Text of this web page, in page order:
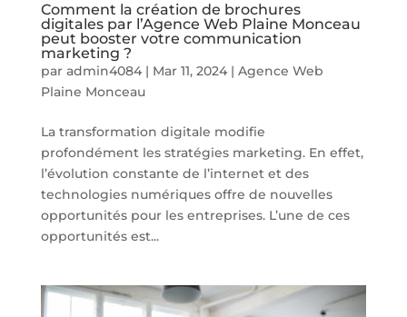
Comment la création de brochures
digitales par l’Agence Web Plaine Monceau
peut booster votre communication
marketing ?
par admin4084| Mar 11, 2024| Agence Web
Plaine Monceau
La transformation digitale modifie
profondément les stratégies marketing. En effet,
l’évolution constante de l’internet et des
technologies numériques offre de nouvelles
opportunités pour les entreprises. L’une de ces
opportunités est...